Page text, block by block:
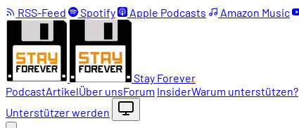
RSS-Feed Spotify Apple Podcasts Amazon Music
Stay Forever
PodcastArtikelÜber unsForum InsiderWarum unterstützen?
Unterstützer werden